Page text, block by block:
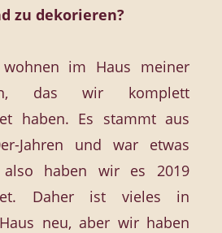
zu dekorieren?
im Haus meiner
das wir komplett
haben. Es stammt aus
Jahren und war etwas
also haben wir es 2019
Daher ist vieles in
neu, aber wir haben